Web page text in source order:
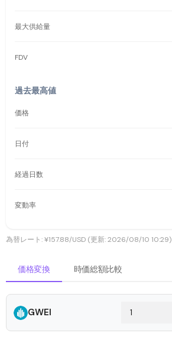
最大供給量
FDV
過去最高値
価格
日付
経過日数
変動率
為替レート: ¥157.88/USD (更新: 2026/08/10 10:29)
価格変換 時価総額比較
GWEI